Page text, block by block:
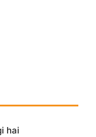
hai